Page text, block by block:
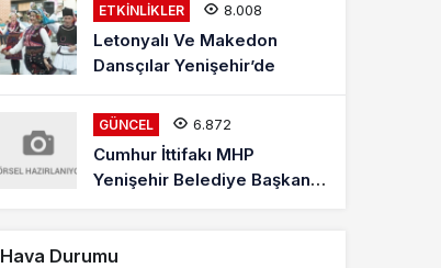
ETKINLIKLER 8.008
Letonyalı Ve Makedon
Dansçılar Yenişehir’de
GÜNCEL 6.872
Cumhur İttifakı MHP
Yenişehir Belediye Başkan
Hava Durumu